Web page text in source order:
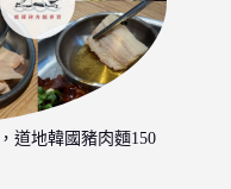
道地韓國豬肉麵150